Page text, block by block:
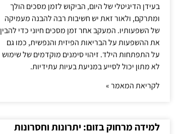
בעידן הדיגיטלי של היום, הביקוש לזמן מסכים הולך
ומתרקם, ולאור זאת יש חשיבות רבה להבנה מעמיקה
של השפעותיו. המעקב אחר זמן מסכים חיוני כדי להבין
את ההשפעות על הבריאות הפיזית והנפשית, כמו גם
על התפתחות הילד. זיהוי סימנים מוקדמים של שימוש
לא מתון יכול לסייע במניעת בעיות עתידיות.
לקריאת המאמר »
למידה מרחוק בזום: יתרונות וחסרונות